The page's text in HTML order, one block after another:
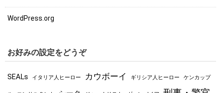
WordPress.org
お好みの設定をどうぞ
SEALs イタリア人ヒーロー カウボーイ ギリシア人ヒーロー ケンカップ